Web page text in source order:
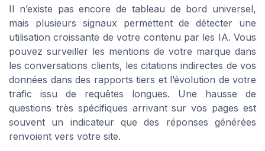
Il n’existe pas encore de tableau de bord universel,
mais plusieurs signaux permettent de détecter une
utilisation croissante de votre contenu par les IA. Vous
pouvez surveiller les mentions de votre marque dans
les conversations clients, les citations indirectes de vos
données dans des rapports tiers et l’évolution de votre
trafic issu de requêtes longues. Une hausse de
questions très spécifiques arrivant sur vos pages est
souvent un indicateur que des réponses générées
renvoient vers votre site.